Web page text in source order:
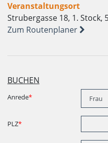
Veranstaltungsort
Strubergasse 18, 1. Stock,
Zum Routenplaner
BUCHEN
Anrede*
PLZ*